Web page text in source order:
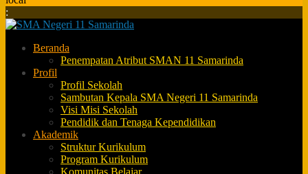
:
Beranda
Penempatan Atribut SMAN 11 Samarinda
Profil
Profil Sekolah
Sambutan Kepala SMA Negeri 11 Samarinda
Visi Misi Sekolah
Pendidik dan Tenaga Kependidikan
Akademik
Struktur Kurikulum
Program Kurikulum
Komunitas Belajar